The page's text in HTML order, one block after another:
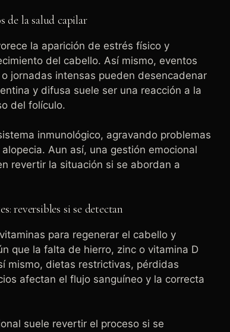
de la salud capilar
la aparición de estrés físico y
del cabello. Así mismo, eventos
jornadas intensas pueden desencadenar
y difusa suele ser una reacción a la
del folículo.
inmunológico, agravando problemas
Aun así, una gestión emocional
revertir la situación si se abordan a
reversibles si se detectan
para regenerar el cabello y
que la falta de hierro, zinc o vitamina D
mismo, dietas restrictivas, pérdidas
afectan el flujo sanguíneo y la correcta
suele revertir el proceso si se